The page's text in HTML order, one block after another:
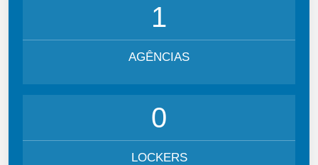
1
AGÊNCIAS
0
LOCKERS